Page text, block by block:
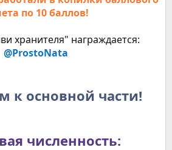
по 10 баллов!
хранителя" награждается:
@ProstoNata
к основной части!
численность: